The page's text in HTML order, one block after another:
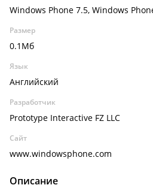
Windows Phone 7.5, Windows
Размер
0.1Мб
Язык
Английский
Разработчик
Prototype Interactive FZ LLC
Сайт
www.windowsphone.com
Описание